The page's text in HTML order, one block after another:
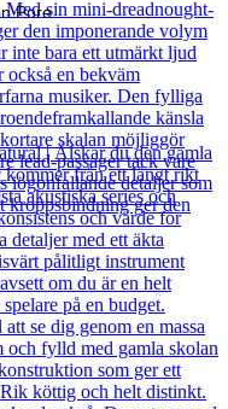
Pore